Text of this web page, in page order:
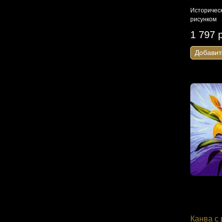
рисунком
1 797
Канва с